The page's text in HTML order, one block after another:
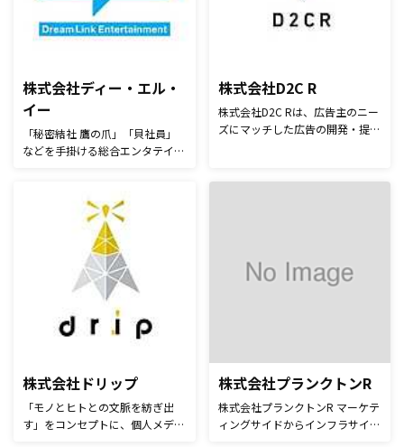
者をはじめ、ビジネスマン・
OL・主婦・学生など幅広い層を
年で診断実績2,000名を超える。
さらに2017年12月末、パーソナ
ルカラーに特化した国内初の会員
協業事業を開始。コスメブランド
株式会社ディー・エル・
イー
「秘密結社 鷹の爪」「貝社員」
などを手掛ける総合エンタテイン
み立てたストーリーと演出で「観
てもらえる」広告動画を制作して
株式会社D2C R
株式会社D2C Rは、広告主のニー
ズにマッチした広告の開発・提供
DMP 「ART DMP」を提供。 アプ
株式会社ドリップ
「モノとヒトとの文脈を紡ぎ出
す」をコンセプトに、個人メディ
株式会社プランクトンR
株式会社プランクトンR マーケテ
ィングサイドからインフラサイド